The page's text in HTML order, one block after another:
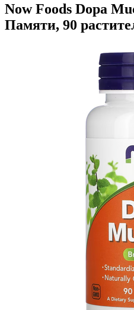
Now Foods Dopa
Памяти, 90